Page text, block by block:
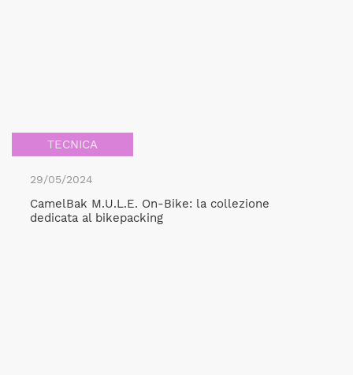
TECNICA
29/05/2024
CamelBak M.U.L.E. On-Bike: la collezione
dedicata al bikepacking